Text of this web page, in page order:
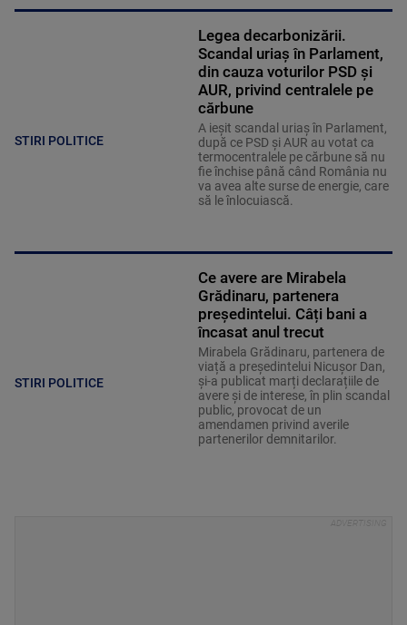
STIRI POLITICE
Legea decarbonizării.
Scandal uriaș în Parlament,
din cauza voturilor PSD și
AUR, privind centralele pe
cărbune
A ieșit scandal uriaș în Parlament,
după ce PSD și AUR au votat ca
termocentralele pe cărbune să nu
fie închise până când România nu
va avea alte surse de energie, care
să le înlocuiască.
STIRI POLITICE
Ce avere are Mirabela
Grădinaru, partenera
președintelui. Câți bani a
încasat anul trecut
Mirabela Grădinaru, partenera de
viață a președintelui Nicușor Dan,
și-a publicat marți declarațiile de
avere și de interese, în plin scandal
public, provocat de un
amendamen privind averile
partenerilor demnitarilor.